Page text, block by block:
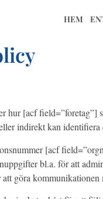
HEM
hur [acf field=”foretag”]
indirekt kan identifiera
[acf
bl.a. för att
att göra